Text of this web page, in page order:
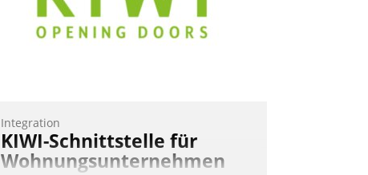
Integration
KIWI-Schnittstelle für
Wohnungsunternehmen